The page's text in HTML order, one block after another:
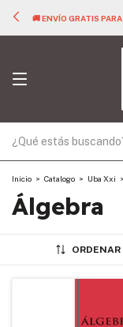
🚚 ENVÍO GRATIS
Inicio > Catalogo > Uba Xxi >
Álgebra
ORDENAR